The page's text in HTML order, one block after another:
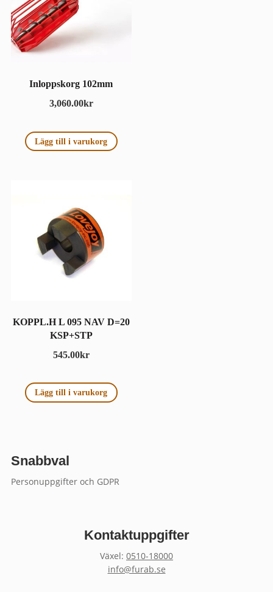
Inloppskorg 102mm
3,060.00kr
Lägg till i varukorg
KOPPL.H L 095 NAV D=20
KSP+STP
545.00kr
Lägg till i varukorg
Snabbval
Personuppgifter och GDPR
Kontaktuppgifter
Växel: 0510-18000
info@furab.se